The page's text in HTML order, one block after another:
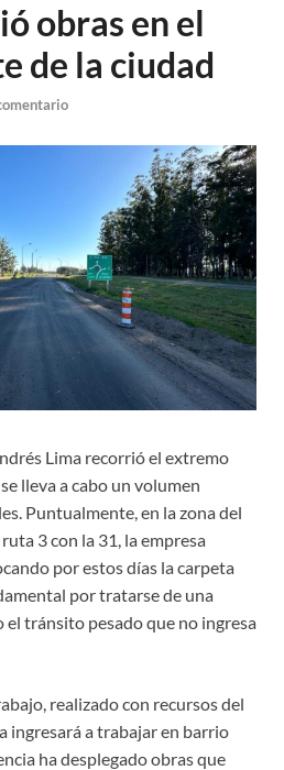
obras en el
de la ciudad
Lima recorrió el extremo
lleva a cabo un volumen
Puntualmente, en la zona del
3 con la 31, la empresa
por estos días la carpeta
por tratarse de una
tránsito pesado que no ingresa
realizado con recursos del
ingresará a trabajar en barrio
ha desplegado obras que